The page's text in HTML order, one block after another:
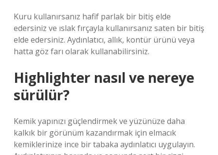
Kuru kullanırsanız hafif parlak bir bitiş elde
edersiniz ve ıslak fırçayla kullanırsanız saten bir bitiş
elde edersiniz. Aydınlatıcı, allık, kontür ürünü veya
hatta göz farı olarak kullanabilirsiniz.
Highlighter nasıl ve nereye
sürülür?
Kemik yapınızı güçlendirmek ve yüzünüze daha
kalkık bir görünüm kazandırmak için elmacık
kemiklerinize ince bir tabaka aydınlatıcı uygulayın.